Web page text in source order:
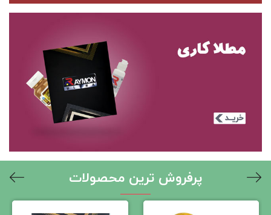
پرفروش ترین محصولات